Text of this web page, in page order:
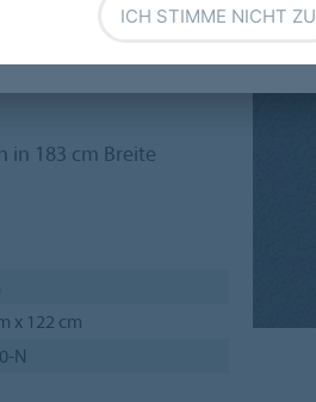
in 183 cm Breite
x 122 cm
N
ICH STIMME NICHT ZU